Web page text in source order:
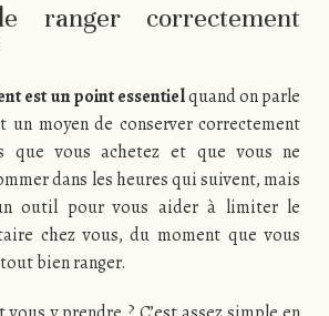
ranger correctement
est un point essentielquand on parle
un moyen de conserver correctement
que vous achetez et que vous ne
dans les heures qui suivent, mais
outil pour vous aider à limiter le
chez vous, du moment que vous
bien ranger.